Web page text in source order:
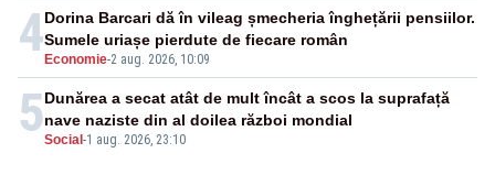
4 Economie-2 aug. 2026, 10:09
Dorina Barcari dă în vileag șmecheria înghețării pensiilor.
Sumele uriașe pierdute de fiecare român
5Social -1 aug. 2026, 23:10
Dunărea a secat atât de mult încât a scos la suprafață
nave naziste din al doilea război mondial